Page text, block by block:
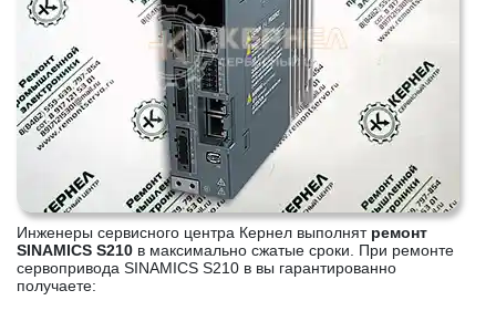
Инженеры сервисного центра Кернел выполнят ремонт
SINAMICS S210 в максимально сжатые сроки. При ремонте
сервопривода SINAMICS S210 в вы гарантированно
получаете: